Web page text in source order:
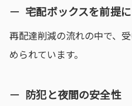
宅配ボックスを前提
再配達削減の流れの中で、
められています。
防犯と夜間の安全性